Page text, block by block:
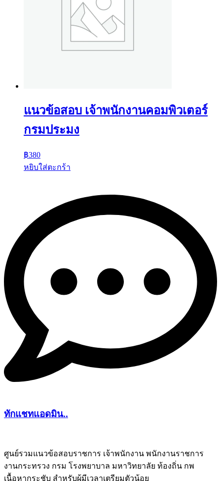
แนวข้อสอบ เจ้าพนักงานคอมพิวเตอร์
กรมประมง
฿380
หยิบใส่ตะกร้า
ทักแชทแอดมิน..
ศูนย์รวมแนวข้อสอบราชการ เจ้าพนักงาน พนักงานราชการ
งานกระทรวง กรม โรงพยาบาล มหาวิทยาลัย ท้องถิ่น กพ
เนื้อหากระชับ สำหรับผู้มีเวลาเตรียมตัวน้อย